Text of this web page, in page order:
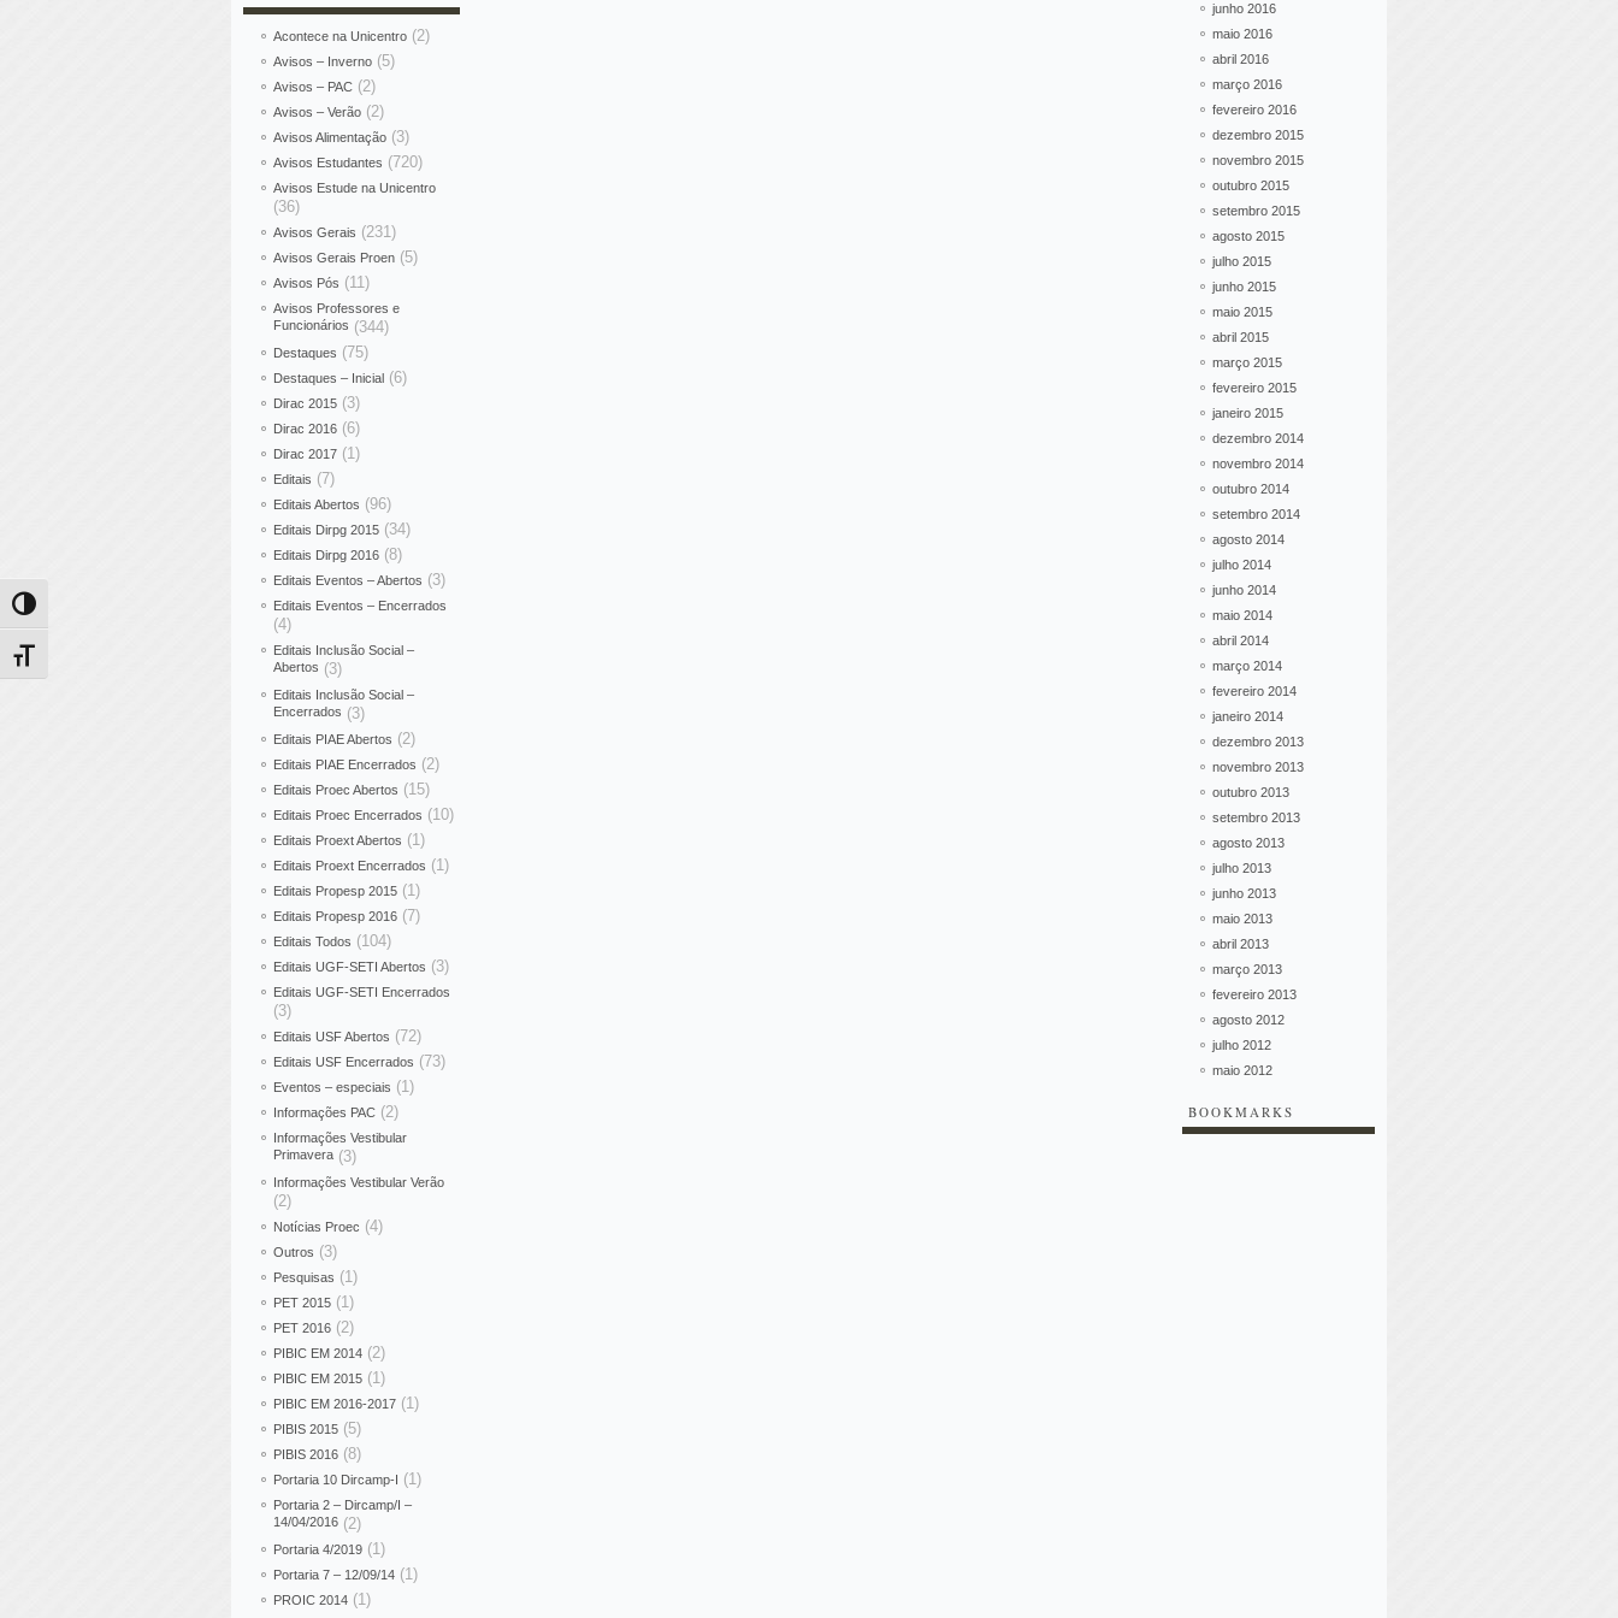
Alternar alto contraste
Alternar tamanho da fonte
Acontece na Unicentro (2)
Avisos – Inverno (5)
Avisos – PAC (2)
Avisos – Verão (2)
Avisos Alimentação (3)
Avisos Estudantes (720)
Avisos Estude na Unicentro
(36)
Avisos Gerais (231)
Avisos Gerais Proen (5)
Avisos Pós (11)
Avisos Professores e
Funcionários (344)
Destaques (75)
Destaques – Inicial (6)
Dirac 2015 (3)
Dirac 2016 (6)
Dirac 2017 (1)
Editais (7)
Editais Abertos (96)
Editais Dirpg 2015 (34)
Editais Dirpg 2016 (8)
Editais Eventos – Abertos (3)
Editais Eventos – Encerrados
(4)
Editais Inclusão Social –
Abertos (3)
Editais Inclusão Social –
Encerrados (3)
Editais PIAE Abertos (2)
Editais PIAE Encerrados (2)
Editais Proec Abertos (15)
Editais Proec Encerrados (10)
Editais Proext Abertos (1)
Editais Proext Encerrados (1)
Editais Propesp 2015 (1)
Editais Propesp 2016 (7)
Editais Todos (104)
Editais UGF-SETI Abertos (3)
Editais UGF-SETI Encerrados
(3)
Editais USF Abertos (72)
Editais USF Encerrados (73)
Eventos – especiais (1)
Informações PAC (2)
Informações Vestibular
Primavera (3)
Informações Vestibular Verão
(2)
Notícias Proec (4)
Outros (3)
Pesquisas (1)
PET 2015 (1)
PET 2016 (2)
PIBIC EM 2014 (2)
PIBIC EM 2015 (1)
PIBIC EM 2016-2017 (1)
PIBIS 2015 (5)
PIBIS 2016 (8)
Portaria 10 Dircamp-I (1)
Portaria 2 – Dircamp/I –
14/04/2016 (2)
Portaria 4/2019 (1)
Portaria 7 – 12/09/14 (1)
PROIC 2014 (1)
junho 2016
maio 2016
abril 2016
março 2016
fevereiro 2016
dezembro 2015
novembro 2015
outubro 2015
setembro 2015
agosto 2015
julho 2015
junho 2015
maio 2015
abril 2015
março 2015
fevereiro 2015
janeiro 2015
dezembro 2014
novembro 2014
outubro 2014
setembro 2014
agosto 2014
julho 2014
junho 2014
maio 2014
abril 2014
março 2014
fevereiro 2014
janeiro 2014
dezembro 2013
novembro 2013
outubro 2013
setembro 2013
agosto 2013
julho 2013
junho 2013
maio 2013
abril 2013
março 2013
fevereiro 2013
agosto 2012
julho 2012
maio 2012
BOOKMARKS